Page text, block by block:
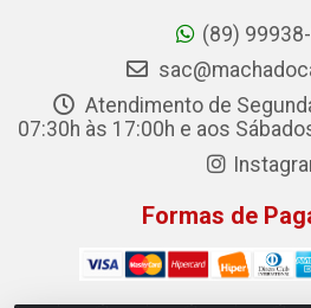
(89)
Atendimento de
07:30h às 17:00h e aos
Formas de